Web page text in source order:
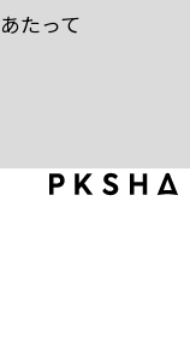
たって